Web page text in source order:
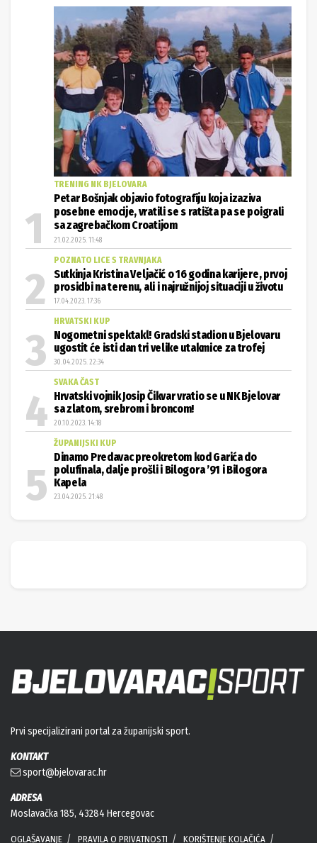
TRENING NK BJELOVARA
Petar Bošnjak objavio fotografiju koja izaziva
posebne emocije, vratili se s ratišta pa se poigrali
sa zagrebačkom Croatijom
21.02.2025. 11:48
POZNATO LICE S TRAVNJAKA
Sutkinja Kristina Veljačić o 16 godina karijere, prvoj
prosidbi na terenu, ali i najružnijoj situaciji u životu
17.04.2023. 17:36
HRVATSKI KUP
Nogometni spektakl! Gradski stadion u Bjelovaru
ugostit će isti dan tri velike utakmice za trofej
30.04.2025. 22:34
SVAKA ČAST
Hrvatski vojnik Josip Čikvar vratio se u NK Bjelovar
sa zlatom, srebrom i broncom!
20.10.2023. 14:18
ŽUPANIJSKI KUP
Dinamo Predavac preokretom kod Garića do
polufinala, dalje prošli i Bilogora ’91 i Bilogora
Kapela
23.04.2025. 21:48
Prvi specijalizirani portal za županijski sport.
KONTAKT
sport@bjelovarac.hr
ADRESA
Moslavačka 185, 43284 Hercegovac
OGLAŠAVANJE PRAVILA O PRIVATNOSTI KORIŠTENJE KOLAČIĆA